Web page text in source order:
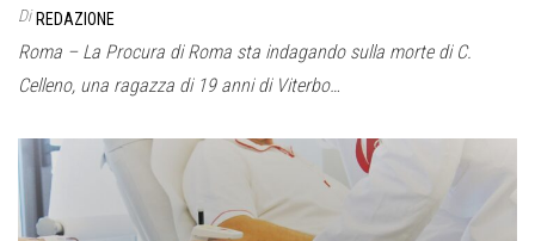
Di REDAZIONE
Roma – La Procura di Roma sta indagando sulla morte di C.
Celleno, una ragazza di 19 anni di Viterbo…